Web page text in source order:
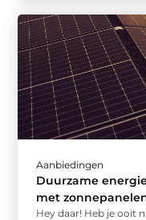
Aanbiedingen
Duurzame
met
Hey daar! Heb je ooit